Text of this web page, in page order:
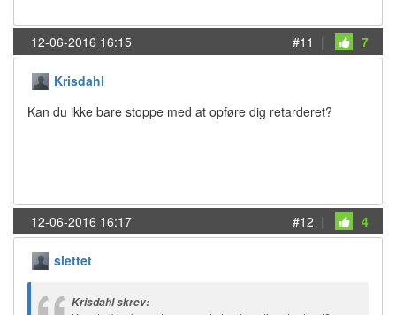
12-06-2016 16:15 #11 | 7
Krisdahl
Kan du ikke bare stoppe med at opføre dig retarderet?
12-06-2016 16:17 #12 | 4
slettet
Krisdahl skrev: